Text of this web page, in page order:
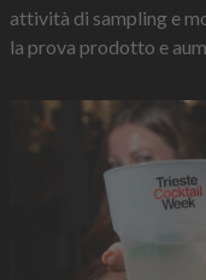
attività di sampling e
la prova prodotto e